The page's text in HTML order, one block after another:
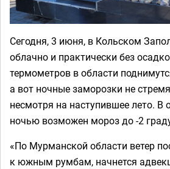
Сегодня, 3 июня, в Кольском
облачно и практически без
термометров в области
а вот ночные заморозки не
несмотря на наступившее лето. В
ночью возможен мороз до -2
«По Мурманской области ветер
к южным румбам, начнется